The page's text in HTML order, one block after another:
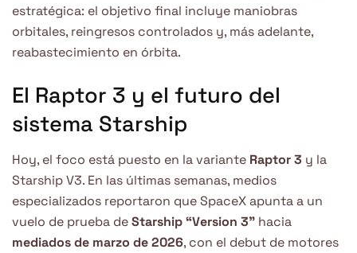
estratégica: el objetivo final incluye maniobras
orbitales, reingresos controlados y, más adelante,
reabastecimiento en órbita.
El Raptor 3 y el futuro del
sistema Starship
Hoy, el foco está puesto en la variante Raptor 3 y la
Starship V3. En las últimas semanas, medios
especializados reportaron que SpaceX apunta a un
vuelo de prueba deStarship “Version 3” hacia
mediados de marzo de 2026, con el debut de motores